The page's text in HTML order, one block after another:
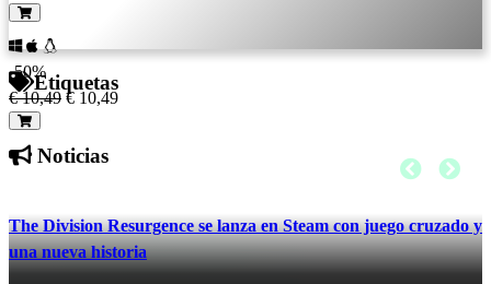
-50%
€ 10,49 € 10,49
Etiquetas
Noticias
The Division Resurgence se lanza en Steam con juego cruzado y
una nueva historia